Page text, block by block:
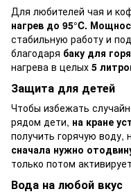
Для любителей чая и
нагрев до 95°C.
стабильную работу и
благодаря баку для
нагрева в целых 5
Защита для детей
Чтобы избежать
рядом дети, на кране
получить горячую
сначала нужно
только потом
Вода на любой вкус